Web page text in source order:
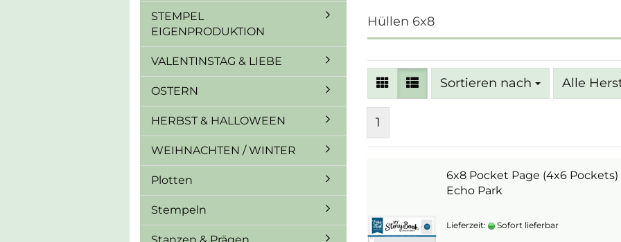
Hüllen 6x8
Sortieren nach
Sortieren nach Alle
1
6x8 Pocket Page (4x6 Pockets)
Echo Park
Lieferzeit: Sofort lieferbar
STEMPEL
EIGENPRODUKTION
VALENTINSTAG & LIEBE
OSTERN
HERBST & HALLOWEEN
WEIHNACHTEN / WINTER
Plotten
Stempeln